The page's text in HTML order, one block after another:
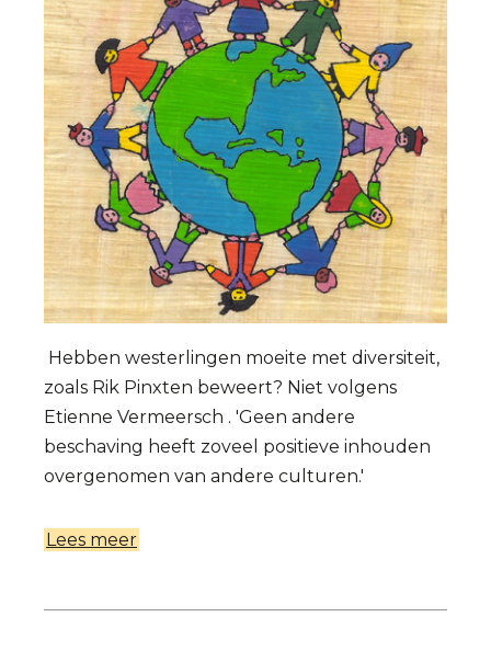
Hebben westerlingen moeite met diversiteit,
zoals Rik Pinxten beweert? Niet volgens
Etienne Vermeersch . 'Geen andere
beschaving heeft zoveel positieve inhouden
overgenomen van andere culturen.'
Lees meer